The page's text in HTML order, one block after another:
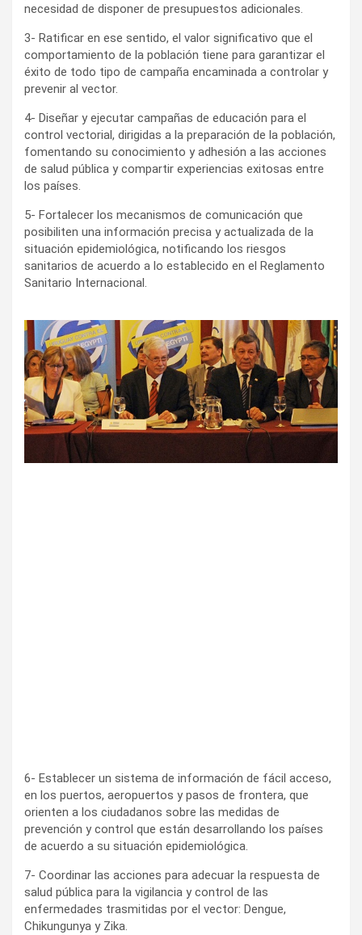
necesidad de disponer de presupuestos adicionales.
3- Ratificar en ese sentido, el valor significativo que el
comportamiento de la población tiene para garantizar el
éxito de todo tipo de campaña encaminada a controlar y
prevenir al vector.
4- Diseñar y ejecutar campañas de educación para el
control vectorial, dirigidas a la preparación de la población,
fomentando su conocimiento y adhesión a las acciones
de salud pública y compartir experiencias exitosas entre
los países.
5- Fortalecer los mecanismos de comunicación que
posibiliten una información precisa y actualizada de la
situación epidemiológica, notificando los riesgos
sanitarios de acuerdo a lo establecido en el Reglamento
Sanitario Internacional.
6- Establecer un sistema de información de fácil acceso,
en los puertos, aeropuertos y pasos de frontera, que
orienten a los ciudadanos sobre las medidas de
prevención y control que están desarrollando los países
de acuerdo a su situación epidemiológica.
7- Coordinar las acciones para adecuar la respuesta de
salud pública para la vigilancia y control de las
enfermedades trasmitidas por el vector: Dengue,
Chikungunya y Zika.